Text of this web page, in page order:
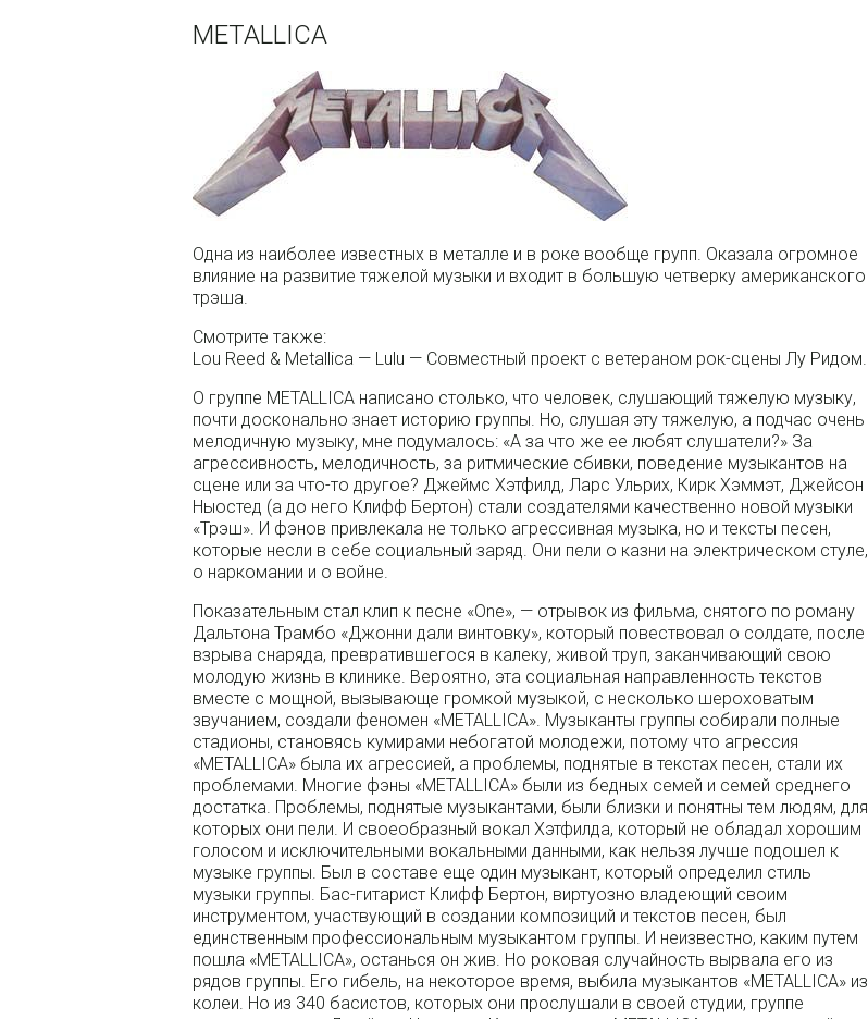
METALLICA
Одна из наиболее известных в металле и в роке вообще групп. Оказала огромное
влияние на развитие тяжелой музыки и входит в большую четверку американского
трэша.
Смотрите также:
Lou Reed & Metallica — Lulu — Совместный проект с ветераном рок-сцены Лу Ридом.
О группе METALLICА написано столько, что человек, слушающий тяжелую музыку,
почти досконально знает историю группы. Но, слушая эту тяжелую, а подчас очень
мелодичную музыку, мне подумалось: «А за что же ее любят слушатели?» За
агрессивность, мелодичность, за ритмические сбивки, поведение музыкантов на
сцене или за что-то другое? Джеймс Хэтфилд, Ларс Ульрих, Кирк Хэммэт, Джейсон
Ныостед (а до него Клифф Бертон) стали создателями качественно новой музыки
«Трэш». И фэнов привлекала не только агрессивная музыка, но и тексты песен,
которые несли в себе социальный заряд. Они пели о казни на электрическом стуле,
о наркомании и о войне.
Показательным стал клип к песне «One», — отрывок из фильма, снятого по роману
Дальтона Трамбо «Джонни дали винтовку», который повествовал о солдате, после
взрыва снаряда, превратившегося в калеку, живой труп, заканчивающий свою
молодую жизнь в клинике. Вероятно, эта социальная направленность текстов
вместе с мощной, вызывающе громкой музыкой, с несколько шероховатым
звучанием, создали феномен «METALLICA». Музыканты группы собирали полные
стадионы, становясь кумирами небогатой молодежи, потому что агрессия
«METALLICA» была их агрессией, а проблемы, поднятые в текстах песен, стали их
проблемами. Многие фэны «METALLICA» были из бедных семей и семей среднего
достатка. Проблемы, поднятые музыкантами, были близки и понятны тем людям, для
которых они пели. И своеобразный вокал Хэтфилда, который не обладал хорошим
голосом и исключительными вокальными данными, как нельзя лучше подошел к
музыке группы. Был в составе еще один музыкант, который определил стиль
музыки группы. Бас-гитарист Клифф Бертон, виртуозно владеющий своим
инструментом, участвующий в создании композиций и текстов песен, был
единственным профессиональным музыкантом группы. И неизвестно, каким путем
пошла «METALLICA», останься он жив. Но роковая случайность вырвала его из
рядов группы. Его гибель, на некоторое время, выбила музыкантов «METALLICA» из
колеи. Но из 340 басистов, которых они прослушали в своей студии, группе